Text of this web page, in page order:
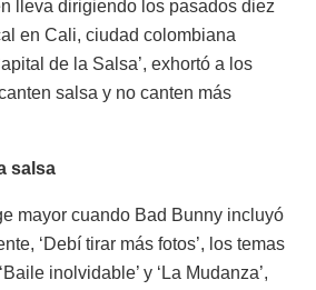
lleva dirigiendo los pasados diez
en Cali, ciudad colombiana
de la Salsa’, exhortó a los
salsa y no canten más
salsa
mayor cuando Bad Bunny incluyó
‘Debí tirar más fotos’, los temas
inolvidable’ y ‘La Mudanza’,